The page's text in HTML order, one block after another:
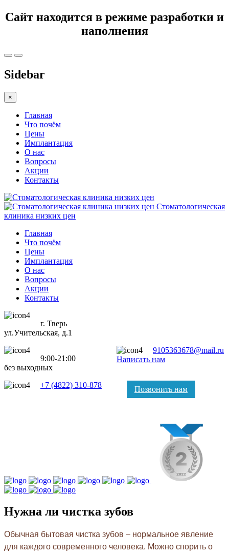
Сайт находится в режиме разработки и
наполнения
Sidebar
×
Главная
Что почём
Цены
Имплантация
О нас
Вопросы
Акции
Контакты
Стоматологическая
клиника низких цен
Главная
Что почём
Цены
Имплантация
О нас
Вопросы
Акции
Контакты
г. Тверь
ул.Учительская, д.1
9:00-21:00
без выходных
9105363678@mail.ru
Написать нам
+7 (4822) 310-878 Позвонить нам
Нужна ли чистка зубов
Обычная бытовая чистка зубов – нормальное явление
для каждого современного человека. Можно спорить о